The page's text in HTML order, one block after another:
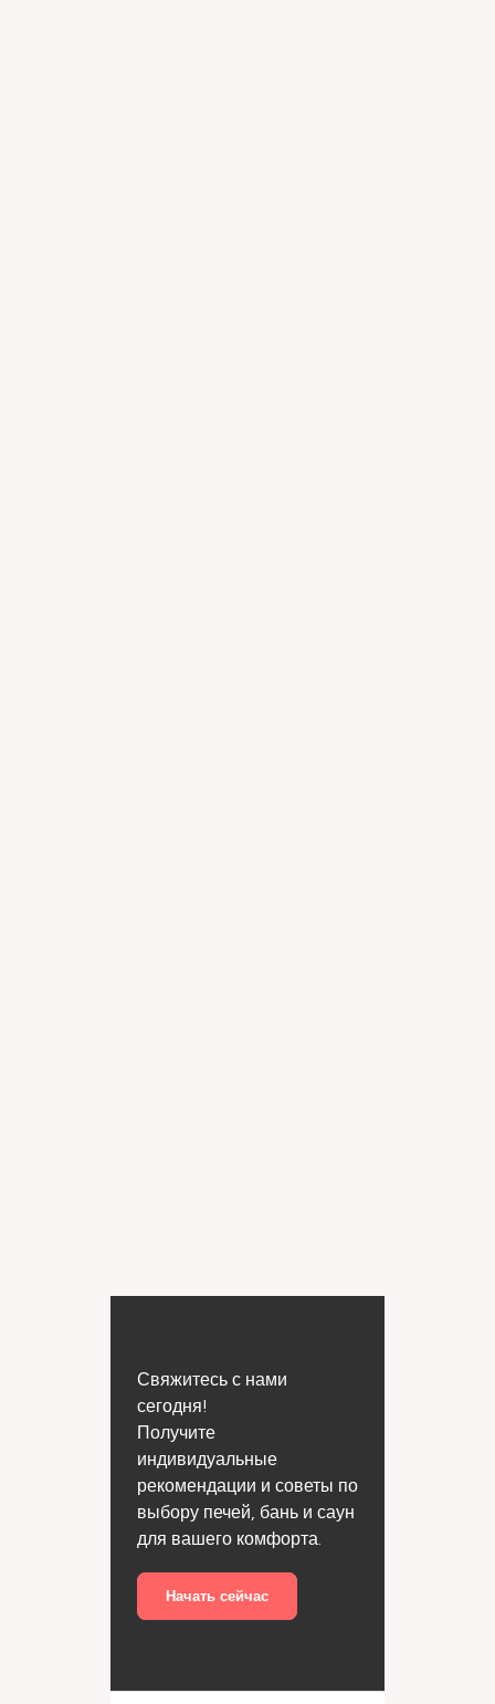
Свяжитесь с нами
сегодня!
Получите
индивидуальные
рекомендации и советы по
выбору печей, бань и саун
для вашего комфорта.
Начать сейчас